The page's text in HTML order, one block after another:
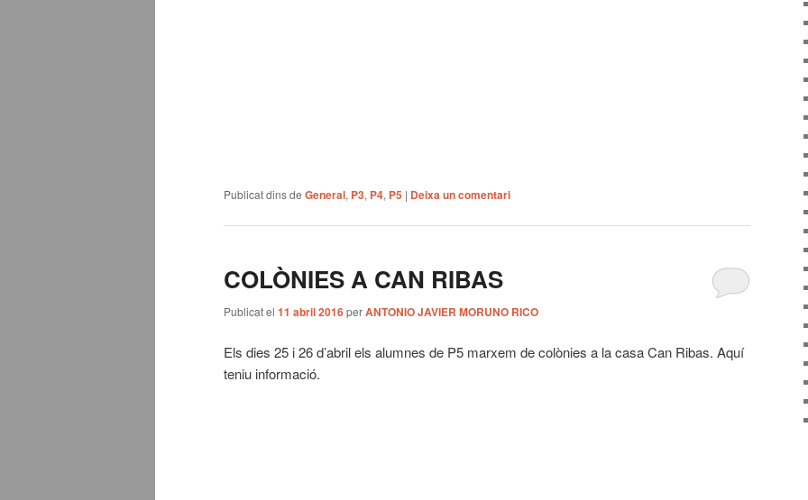
Publicat dins de General, P3, P4, P5 | Deixa un comentari
COLÒNIES A CAN RIBAS
Publicat el 11 abril 2016perANTONIO JAVIER MORUNO RICO
Els dies 25 i 26 d’abril els alumnes de P5 marxem de colònies a la casa Can Ribas. Aquí
teniu informació.